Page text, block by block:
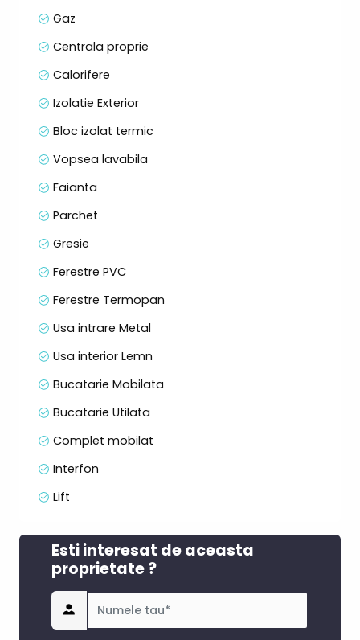
Gaz
Centrala proprie
Calorifere
Izolatie Exterior
Bloc izolat termic
Vopsea lavabila
Faianta
Parchet
Gresie
Ferestre PVC
Ferestre Termopan
Usa intrare Metal
Usa interior Lemn
Bucatarie Mobilata
Bucatarie Utilata
Complet mobilat
Interfon
Lift
Esti interesat de aceasta
proprietate ?